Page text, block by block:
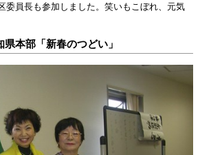
委員長も参加しました。笑いもこぼれ、元気
本部「新春のつどい」